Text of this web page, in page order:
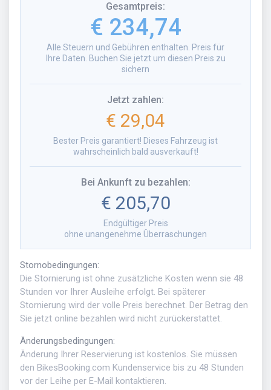
Gesamtpreis:
€ 234,74
Alle Steuern und Gebühren enthalten. Preis für
Ihre Daten. Buchen Sie jetzt um diesen Preis zu
sichern
Jetzt zahlen:
€ 29,04
Bester Preis garantiert! Dieses Fahrzeug ist
wahrscheinlich bald ausverkauft!
Bei Ankunft zu bezahlen:
€ 205,70
Endgültiger Preis
ohne unangenehme Überraschungen
Stornobedingungen:
Die Stornierung ist ohne zusätzliche Kosten wenn sie 48
Stunden vor Ihrer Ausleihe erfolgt. Bei späterer
Stornierung wird der volle Preis berechnet. Der Betrag den
Sie jetzt online bezahlen wird nicht zurückerstattet.
Änderungsbedingungen:
Änderung Ihrer Reservierung ist kostenlos. Sie müssen
den BikesBooking.com Kundenservice bis zu 48 Stunden
vor der Leihe per E-Mail kontaktieren.